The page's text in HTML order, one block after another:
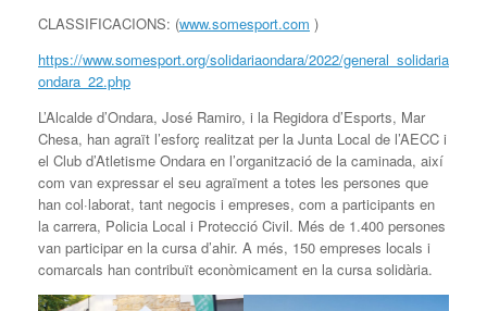
CLASSIFICACIONS: (www.somesport.com )
https://www.somesport.org/solidariaondara/2022/general_solidaria
ondara_22.php
L’Alcalde d’Ondara, José Ramiro, i la Regidora d’Esports, Mar
Chesa, han agraït l’esforç realitzat per la Junta Local de l’AECC i
el Club d’Atletisme Ondara en l’organització de la caminada, així
com van expressar el seu agraïment a totes les persones que
han col·laborat, tant negocis i empreses, com a participants en
la carrera, Policia Local i Protecció Civil. Més de 1.400 persones
van participar en la cursa d’ahir. A més, 150 empreses locals i
comarcals han contribuït econòmicament en la cursa solidària.